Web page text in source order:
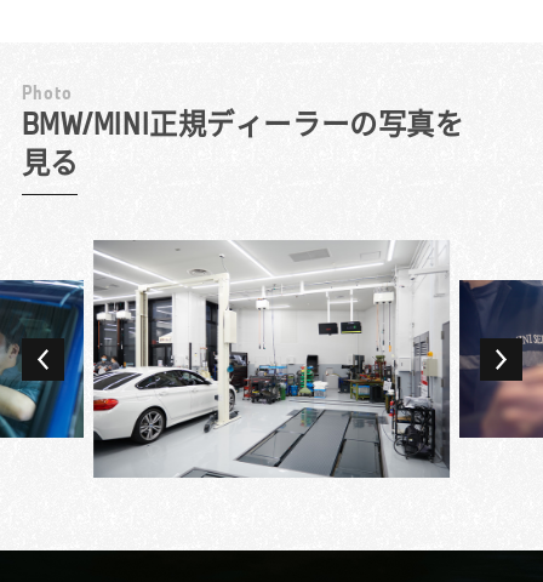
れにより、診断方法やトラブルシューティン
グのあり方もどんどん進化し、私たちはいつ
もその最先端で働けるというのはすごいこと
だと思います。
ムーズに仕事を行うのは難しかったです。
だからこそ自分で工具を工夫して使うことで
お客様への品質に差が出ないようにしていま
お客様の言葉をそのまま認識するのではな
く、その意図を徹底的に考え抜いて、お客様
の思い描く理想の状態にするということを認
識して対応しています。そのような意識で仕
事をしているからこそ、お客様に「本当にあ
りがとう」と言われた時の歓びも大きいで
す。お客様の幸せの縁の下の力持ちという感
じですかね。
断機などの専用ツールや車両の資料がないた
め、結局は正規ディーラーにお客様の車を任
せることになるくやしさを感じていました。
もっと整備業を極めたいと転職を決め、BMW
が7年前です。
BMW車は先進的なだけに難しそうなイメージ
が先行していましたが、いざ働いてみると故
障診断や修理のルールが明確で、しっかりと
体系化されていることにまず驚きました。
「ステップを踏んで進めていけば、答えにた
どり着くようになっている」というのは、
BMW車を初めて扱う上でも安心材料になりま
す。eラーニングと座学、実習を組み合わせた
今でも一番やりがいを感じるのが故障探求で
見つけて、自分の手で直したときのやりがい
は格別です。お客様もMINIを専門に扱うテク
ニシャンの知識や技術を求めてご来店いただ
いているので、できる限りご期待に応えたい
と思っています。あるときには、お客様のク
ルマに不具合があるものの、その不具合が出
るタイミングがわからないということがあっ
たのですが、何度も確認する中で故障を見つ
けることができ、直すことができました。そ
専門学校を卒業後、ずっと国産車の整備をし
てきたのですが、自分でMINIを購入したのを
機にその魅力に引き込まれ、仕事でも扱って
みたいと思うようになり転職を決めました。
入社してまず印象的だったのは、先輩テクニ
シャンたちのレベルの高さ。MINIだけに限ら
MINIマイスターを目標に。
とも仕事の魅力の一つです。多くの人にとっ
Photo
BMW/MINI正規ディーラーの写真を
見る